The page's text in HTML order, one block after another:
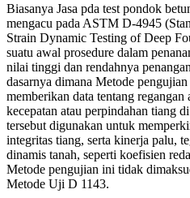
Biasanya Jasa pda test pondok
mengacu pada ASTM D-4945
Strain Dynamic Testing of Deep
suatu awal prosedure dalam
nilai tinggi dan rendahnya
dasarnya dimana Metode
memberikan data tentang regangan
kecepatan atau perpindahan tiang
tersebut digunakan untuk
integritas tiang, serta kinerja palu,
dinamis tanah, seperti koefisien
Metode pengujian ini tidak
Metode Uji D 1143.